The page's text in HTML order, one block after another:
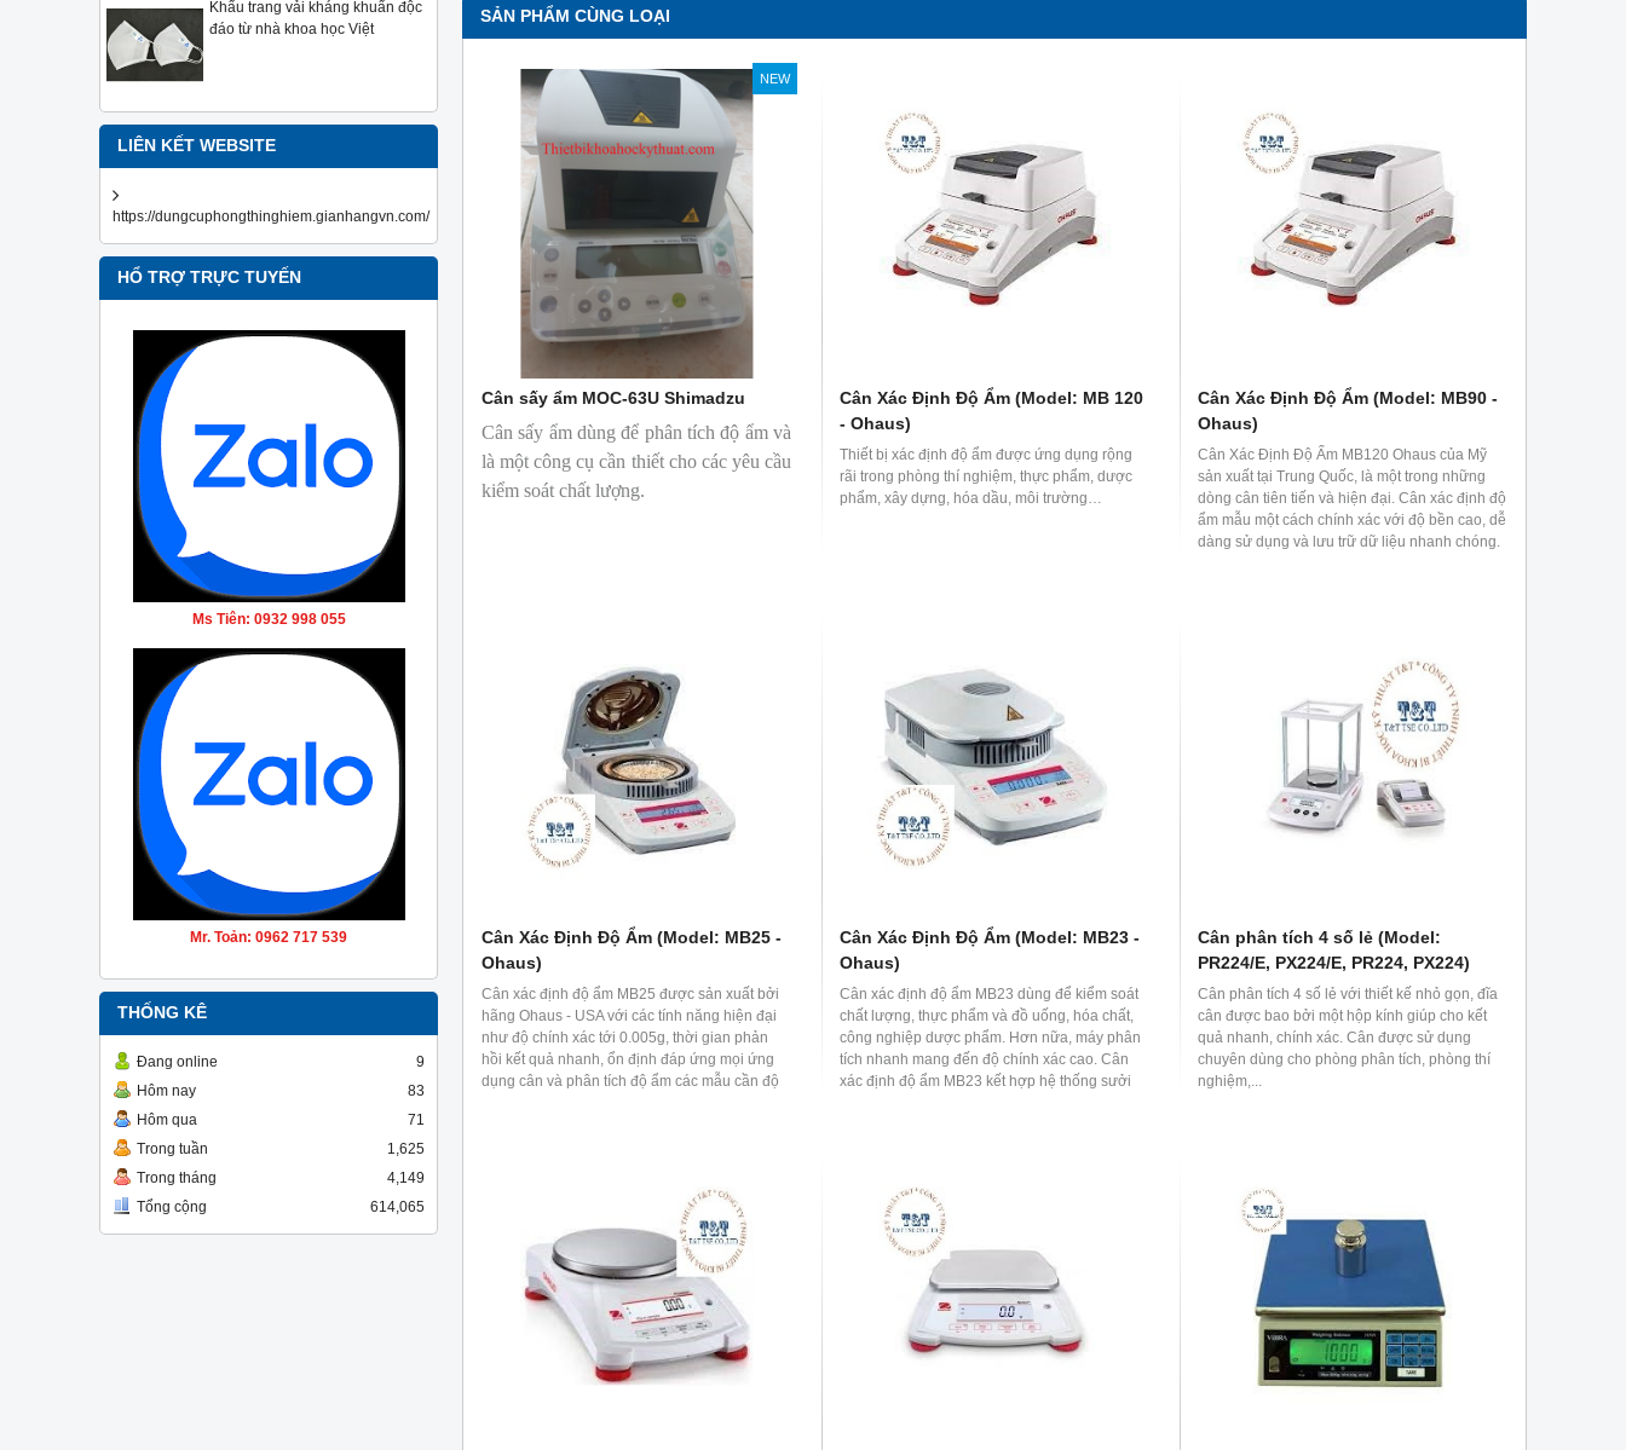
Khẩu trang vải kháng khuẩn độc
đáo từ nhà khoa học Việt
LIÊN KẾT WEBSITE
https://dungcuphongthinghiem.gianhangvn.com/
HỔ TRỢ TRỰC TUYẾN
Ms Tiên: 0932 998 055
Mr. Toản: 0962 717 539
THỐNG KÊ
Đang online
9
Hôm nay
83
Hôm qua
71
Trong tuần
1,625
Trong tháng
4,149
Tổng cộng
614,065
SẢN PHẨM CÙNG LOẠI
NEW
Cân sấy ẩm MOC-63U Shimadzu
Cân sấy ẩm dùng để phân tích độ ẩm và
là một công cụ cần thiết cho các yêu cầu
kiểm soát chất lượng.
Cân Xác Định Độ Ẩm (Model: MB 120
- Ohaus)
Thiết bị xác định độ ẩm được ứng dụng rộng
rãi trong phòng thí nghiệm, thực phẩm, dược
phẩm, xây dựng, hóa dầu, môi trường…
Cân Xác Định Độ Ẩm (Model: MB90 -
Ohaus)
Cân Xác Định Độ Ẩm MB120 Ohaus của Mỹ
sản xuất tại Trung Quốc, là một trong những
dòng cân tiên tiến và hiện đại. Cân xác định độ
ẩm mẫu một cách chính xác với độ bền cao, dễ
dàng sử dụng và lưu trữ dữ liệu nhanh chóng.
Cân Xác Định Độ Ẩm (Model: MB25 -
Ohaus)
Cân xác định độ ẩm MB25 được sản xuất bởi
hãng Ohaus - USA với các tính năng hiện đại
như độ chính xác tới 0.005g, thời gian phản
hồi kết quả nhanh, ổn định đáp ứng mọi ứng
dụng cân và phân tích độ ẩm các mẫu cần độ
Cân Xác Định Độ Ẩm (Model: MB23 -
Ohaus)
Cân xác định độ ẩm MB23 dùng để kiểm soát
chất lượng, thực phẩm và đồ uống, hóa chất,
công nghiệp dược phẩm. Hơn nữa, máy phân
tích nhanh mang đến độ chính xác cao. Cân
xác định độ ẩm MB23 kết hợp hệ thống sưởi
Cân phân tích 4 số lẻ (Model:
PR224/E, PX224/E, PR224, PX224)
Cân phân tích 4 số lẻ với thiết kế nhỏ gọn, đĩa
cân được bao bởi một hộp kính giúp cho kết
quả nhanh, chính xác. Cân được sử dụng
chuyên dùng cho phòng phân tích, phòng thí
nghiệm,...